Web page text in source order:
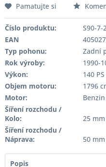
Pamatujte si
Číslo produktu:
S90-7-
EAN
Typ pohonu:
Zadní
Rok výroby:
1990-
Výkon:
140
Objem motoru:
1796
Motor:
Šíření rozchodu /
Kolo:
25 mm
Šíření rozchodu /
Náprava:
50 mm
Popis